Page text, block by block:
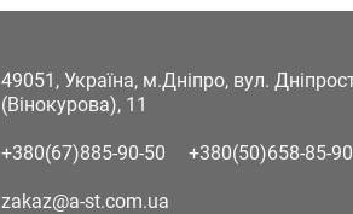
49051, Україна, м.Дніпро, вул.
(Вінокурова), 11
+380(67)885-90-50 +380(50)658-85-90
zakaz@a-st.com.ua